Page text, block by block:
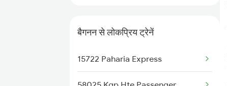
बैगनन से लोकप्रिय ट्रेनें
15722 Paharia Express